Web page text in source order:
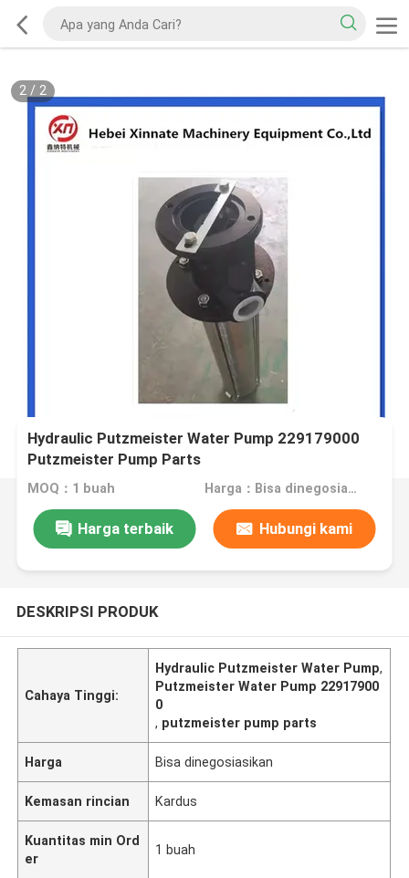
2/ 2
Hydraulic Putzmeister Water Pump 229179000
Putzmeister Pump Parts
MOQ：1 buah Harga：Bisa dinegosiasikan
Harga terbaik Hubungi kami
DESKRIPSI PRODUK
Cahaya Tinggi:
Hydraulic Putzmeister Water Pump,
Putzmeister Water Pump 22917900
0
, putzmeister pump parts
Harga Bisa dinegosiasikan
Kemasan rincian Kardus
Kuantitas min Ord
er
1 buah